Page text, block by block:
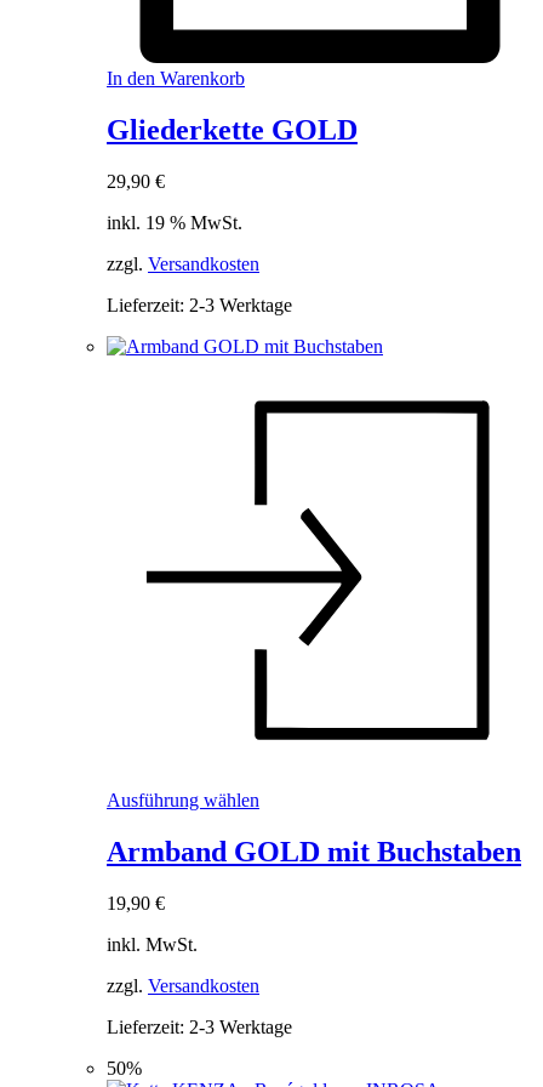
In den Warenkorb
Gliederkette GOLD
29,90 €
inkl. 19 % MwSt.
zzgl. Versandkosten
Lieferzeit: 2-3 Werktage
Ausführung wählen
weist
mehrere
auf
der
Produktseite
werden
Armband GOLD mit Buchstaben
19,90 €
inkl. MwSt.
zzgl. Versandkosten
Lieferzeit: 2-3 Werktage
50%